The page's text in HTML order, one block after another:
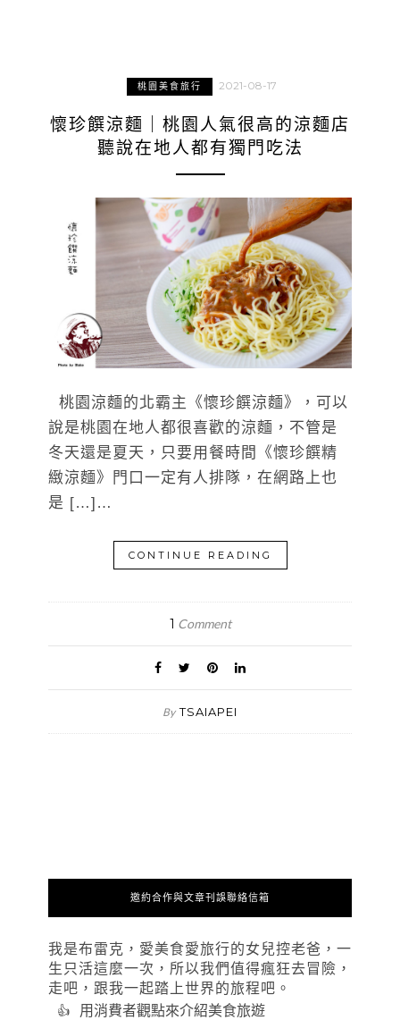
桃園美食旅行 2021-08-17
懷珍饌涼麵｜桃園人氣很高的涼麵店
聽說在地人都有獨門吃法
桃園涼麵的北霸主《懷珍饌涼麵》，可以
說是桃園在地人都很喜歡的涼麵，不管是
冬天還是夏天，只要用餐時間《懷珍饌精
緻涼麵》門口一定有人排隊，在網路上也
是 […]…
CONTINUE READING
1 Comment
By TSAIAPEI
邀約合作與文章刊誤聯絡信箱
我是布雷克，愛美食愛旅行的女兒控老爸，一
生只活這麼一次，所以我們值得瘋狂去冒險，
走吧，跟我一起踏上世界的旅程吧。
用消費者觀點來介紹美食旅遊